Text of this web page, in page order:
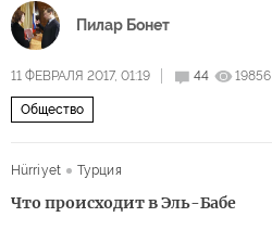
Пилар Бонет
11 ФЕВРАЛЯ 2017, 01:19 44 19856
Общество
Hürriyet Турция
Что происходит в Эль-Бабе